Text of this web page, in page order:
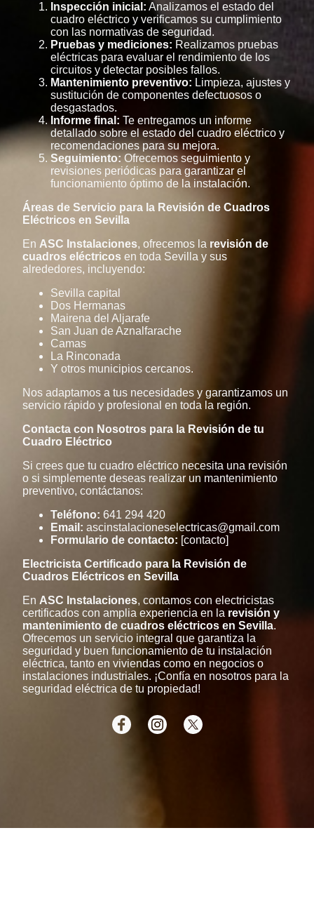
Inspección inicial: Analizamos el estado del
cuadro eléctrico y verificamos su cumplimiento
con las normativas de seguridad.
Pruebas y mediciones: Realizamos pruebas
eléctricas para evaluar el rendimiento de los
circuitos y detectar posibles fallos.
Mantenimiento preventivo: Limpieza, ajustes y
sustitución de componentes defectuosos o
desgastados.
Informe final: Te entregamos un informe
detallado sobre el estado del cuadro eléctrico y
recomendaciones para su mejora.
Seguimiento: Ofrecemos seguimiento y
revisiones periódicas para garantizar el
funcionamiento óptimo de la instalación.
Áreas de Servicio para la Revisión de Cuadros
Eléctricos en Sevilla
En ASC Instalaciones, ofrecemos la revisión de
cuadros eléctricos en toda Sevilla y sus
alrededores, incluyendo:
Sevilla capital
Dos Hermanas
Mairena del Aljarafe
San Juan de Aznalfarache
Camas
La Rinconada
Y otros municipios cercanos.
Nos adaptamos a tus necesidades y garantizamos un
servicio rápido y profesional en toda la región.
Contacta con Nosotros para la Revisión de tu
Cuadro Eléctrico
Si crees que tu cuadro eléctrico necesita una revisión
o si simplemente deseas realizar un mantenimiento
preventivo, contáctanos:
Teléfono: 641 294 420
Email: ascinstalacioneselectricas@gmail.com
Formulario de contacto: [contacto]
Electricista Certificado para la Revisión de
Cuadros Eléctricos en Sevilla
En ASC Instalaciones, contamos con electricistas
certificados con amplia experiencia en la revisión y
mantenimiento de cuadros eléctricos en Sevilla.
Ofrecemos un servicio integral que garantiza la
seguridad y buen funcionamiento de tu instalación
eléctrica, tanto en viviendas como en negocios o
instalaciones industriales. ¡Confía en nosotros para la
seguridad eléctrica de tu propiedad!